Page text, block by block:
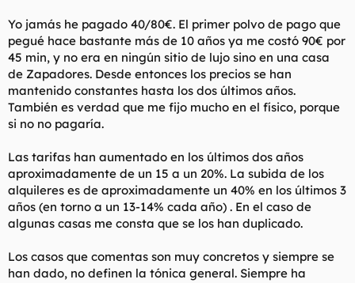
Yo jamás he pagado 40/80€. El primer polvo de pago que
pegué hace bastante más de 10 años ya me costó 90€ por
45 min, y no era en ningún sitio de lujo sino en una casa
de Zapadores. Desde entonces los precios se han
mantenido constantes hasta los dos últimos años.
También es verdad que me fijo mucho en el físico, porque
si no no pagaría.
Las tarifas han aumentado en los últimos dos años
aproximadamente de un 15 a un 20%. La subida de los
alquileres es de aproximadamente un 40% en los últimos 3
años (en torno a un 13-14% cada año) . En el caso de
algunas casas me consta que se los han duplicado.
Los casos que comentas son muy concretos y siempre se
han dado, no definen la tónica general. Siempre ha